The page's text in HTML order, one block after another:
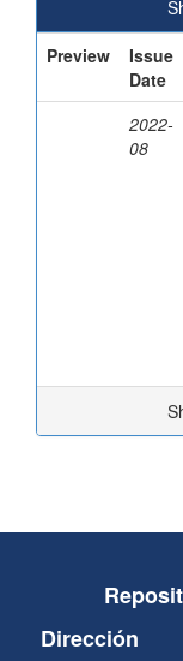
Preview
Issue
Date
2022-
08
Dirección